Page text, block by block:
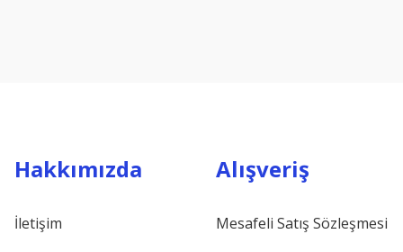
Hakkımızda
İletişim
Alışveriş
Mesafeli Satış Sözleşmesi